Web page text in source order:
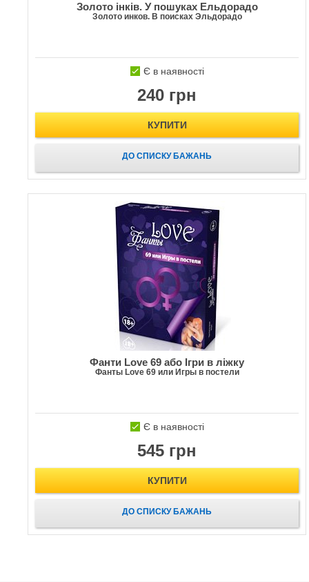
Золото інків. У пошуках Ельдорадо
Золото инков. В поисках Эльдорадо
Є в наявності
240 грн
КУПИТИ
ДО СПИСКУ БАЖАНЬ
Фанти Love 69 або Ігри в ліжку
Фанты Love 69 или Игры в постели
Є в наявності
545 грн
КУПИТИ
ДО СПИСКУ БАЖАНЬ